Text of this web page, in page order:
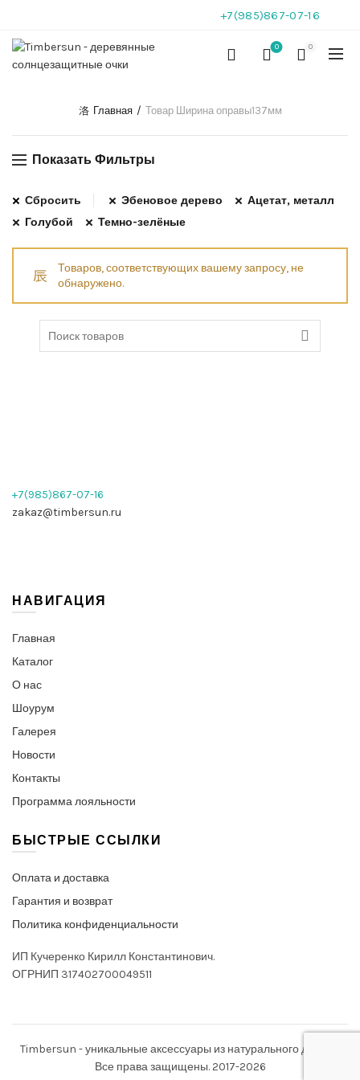
+7(985)867-07-16
0 0
Главная Товар Ширина оправы137мм
Показать Фильтры
Сбросить Эбеновое дерево
Ацетат, металл
Голубой
Темно-зелёные
Товаров, соответствующих вашему запросу, не
обнаружено.
+7(985)867-07-16
zakaz@timbersun.ru
НАВИГАЦИЯ
Главная
Каталог
О нас
Шоурум
Галерея
Новости
Контакты
Программа лояльности
БЫСТРЫЕ ССЫЛКИ
Оплата и доставка
Гарантия и возврат
Политика конфиденциальности
ИП Кучеренко Кирилл Константинович.
ОГРНИП 317402700049511
Timbersun - уникальные аксессуары из натурального дерева.
Все права защищены. 2017-2026